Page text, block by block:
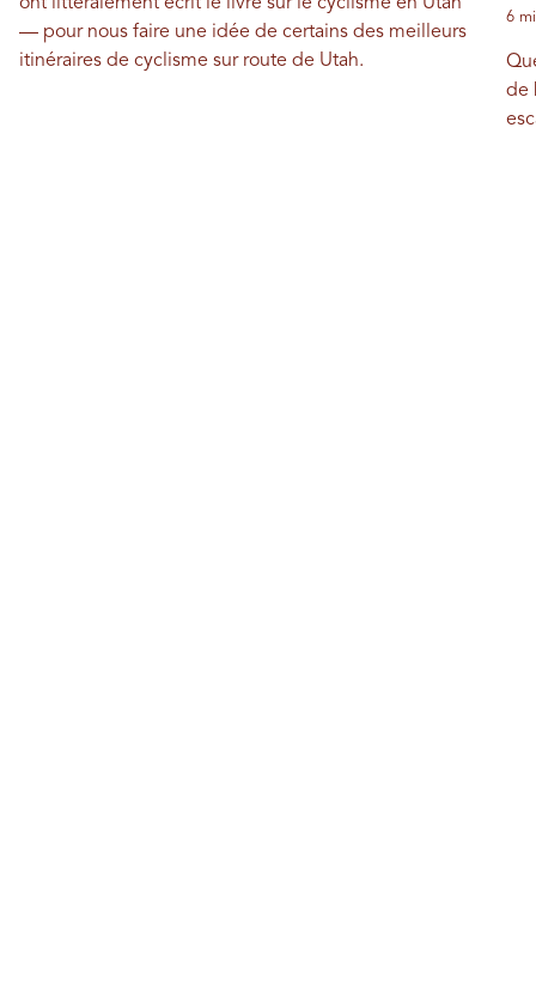
— pour nous faire une idée de certains des meilleurs
itinéraires de cyclisme sur route de Utah.
6
de